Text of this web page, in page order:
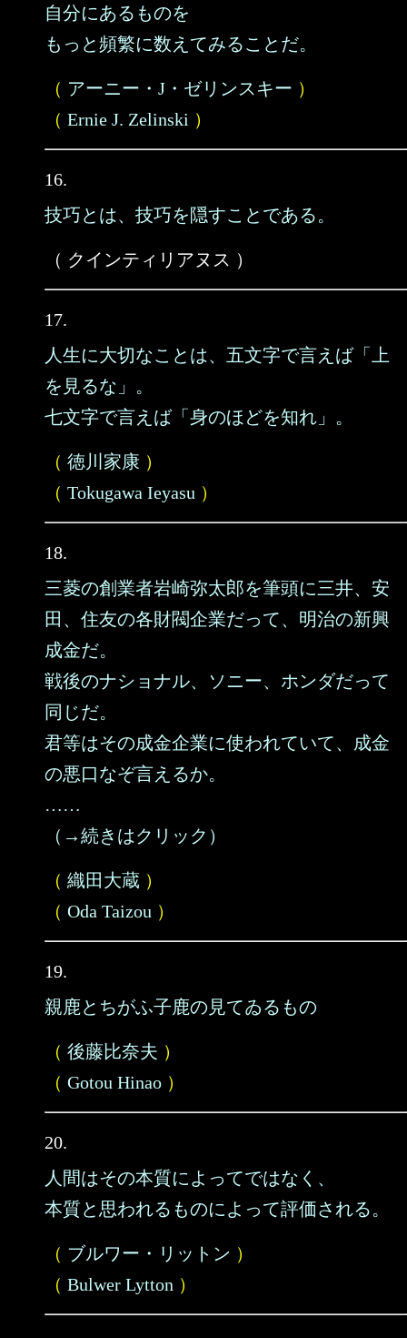
自分にあるものを
もっと頻繁に数えてみることだ。
（ アーニー・J・ゼリンスキー ）
（ Ernie J. Zelinski ）
16.
技巧とは、技巧を隠すことである。
（ クインティリアヌス ）
17.
人生に大切なことは、五文字で言えば「上
を見るな」。
七文字で言えば「身のほどを知れ」。
（ 徳川家康 ）
（ Tokugawa Ieyasu ）
18.
三菱の創業者岩崎弥太郎を筆頭に三井、安
田、住友の各財閥企業だって、明治の新興
成金だ。
戦後のナショナル、ソニー、ホンダだって
同じだ。
君等はその成金企業に使われていて、成金
の悪口なぞ言えるか。
……
（→続きはクリック）
（ 織田大蔵 ）
（ Oda Taizou ）
19.
親鹿とちがふ子鹿の見てゐるもの
（ 後藤比奈夫 ）
（ Gotou Hinao ）
20.
人間はその本質によってではなく、
本質と思われるものによって評価される。
（ ブルワー・リットン ）
（ Bulwer Lytton ）